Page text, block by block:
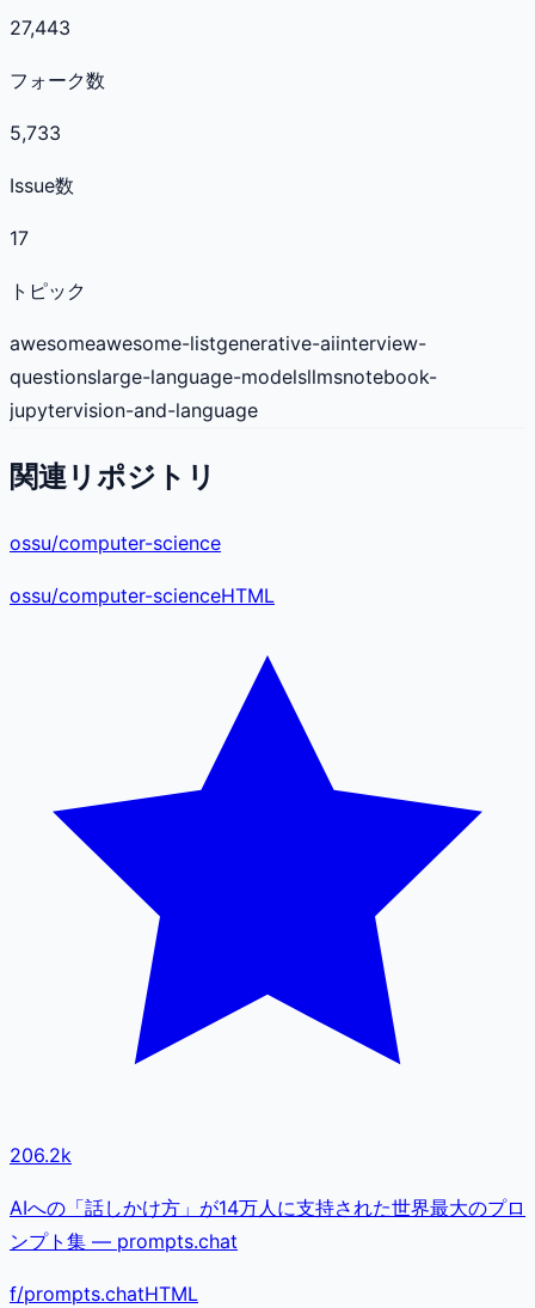
27,443
フォーク数
5,733
Issue数
17
トピック
awesomeawesome-listgenerative-aiinterview-
questionslarge-language-modelsllmsnotebook-
jupytervision-and-language
関連リポジトリ
ossu/computer-science
ossu/computer-scienceHTML
206.2k
AIへの「話しかけ方」が14万人に支持された世界最大のプロ
ンプト集 — prompts.chat
f/prompts.chatHTML